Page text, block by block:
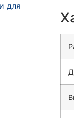
для